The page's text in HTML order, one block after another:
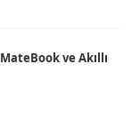
ve Akıllı